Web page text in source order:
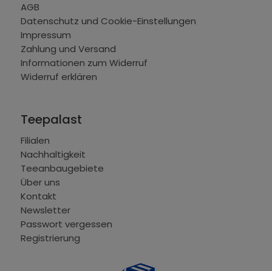
AGB
Datenschutz und Cookie-Einstellungen
Impressum
Zahlung und Versand
Informationen zum Widerruf
Widerruf erklären
Teepalast
Filialen
Nachhaltigkeit
Teeanbaugebiete
Über uns
Kontakt
Newsletter
Passwort vergessen
Registrierung